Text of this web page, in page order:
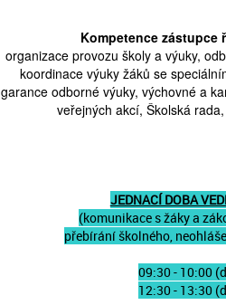
Kompetence zástupce
organizace provozu školy a výuky,
koordinace výuky žáků se
garance odborné výuky, výchovné a
veřejných akcí, Školská
JEDNACÍ DOBA
(komunikace s žáky a
přebírání školného,
09:30 - 10:00
12:30 - 13:30